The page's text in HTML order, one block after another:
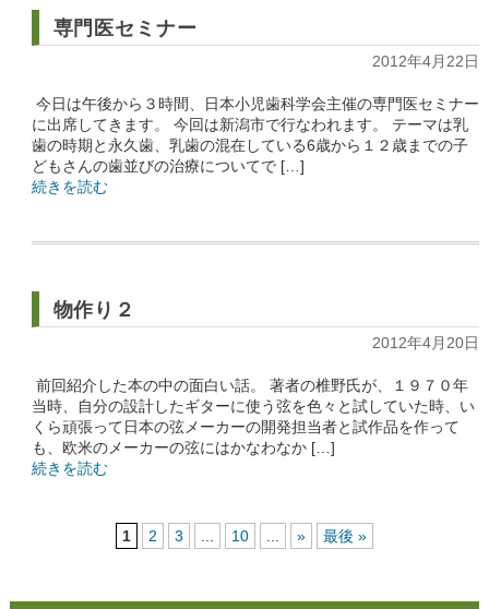
専門医セミナー
2012年4月22日
今日は午後から３時間、日本小児歯科学会主催の専門医セミナー
に出席してきます。 今回は新潟市で行なわれます。 テーマは乳
歯の時期と永久歯、乳歯の混在している6歳から１２歳までの子
どもさんの歯並びの治療についてで […]
続きを読む
物作り２
2012年4月20日
前回紹介した本の中の面白い話。 著者の椎野氏が、１９７０年
当時、自分の設計したギターに使う弦を色々と試していた時、い
くら頑張って日本の弦メーカーの開発担当者と試作品を作って
も、欧米のメーカーの弦にはかなわなか […]
続きを読む
1 2 3 10 » 最後 »